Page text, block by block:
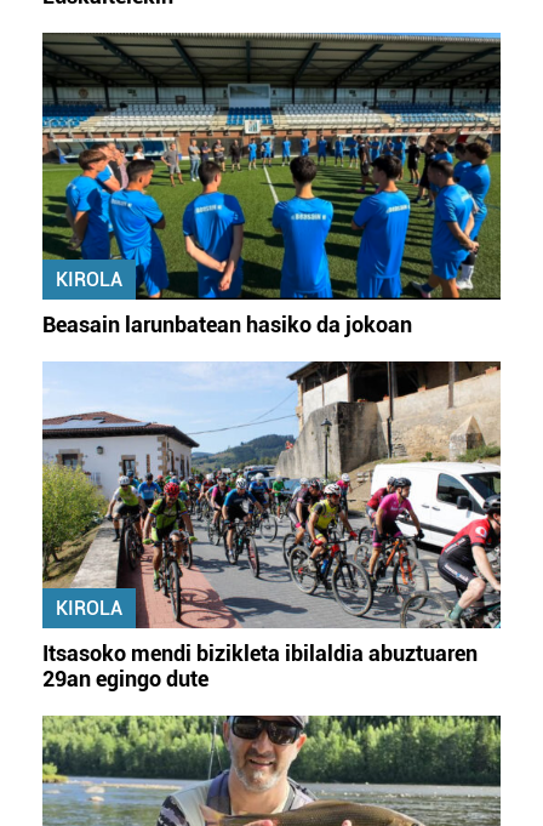
KIROLA
Beasain larunbatean hasiko da jokoan
KIROLA
Itsasoko mendi bizikleta ibilaldia abuztuaren
29an egingo dute